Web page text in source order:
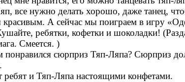
все нужно делать хорошо, даже танец,
А сейчас мы поиграем в игру
ребятки, кофетки и шоколадки!
Смеется. )
понравился сюрприз Тяп-Ляпа? Сюрприз
ребят и Тяп-Ляпа настоящими конфетами.